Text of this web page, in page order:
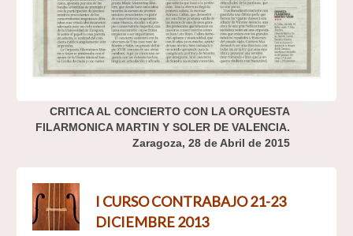
CRITICA AL CONCIERTO CON LA ORQUESTA
FILARMONICA MARTIN Y SOLER DE VALENCIA.
Zaragoza, 28 de Abril de 2015
I CURSO CONTRABAJO 21-23
DICIEMBRE 2013